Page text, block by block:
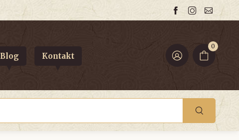
0
Blog Kontakt